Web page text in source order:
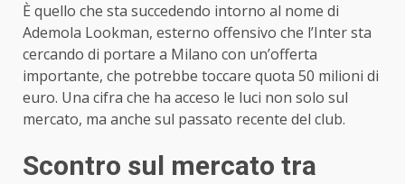
È quello che sta succedendo intorno al nome di
Ademola Lookman, esterno offensivo che l’Inter sta
cercando di portare a Milano con un’offerta
importante, che potrebbe toccare quota 50 milioni di
euro. Una cifra che ha acceso le luci non solo sul
mercato, ma anche sul passato recente del club.
Scontro sul mercato tra